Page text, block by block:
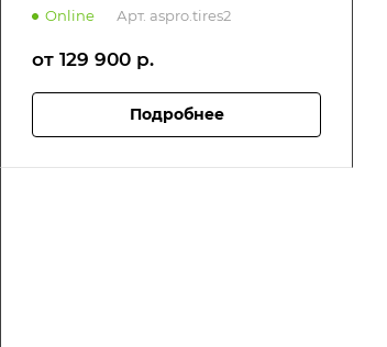
Online Арт. aspro.tires2
от 129 900 р.
Подробнее